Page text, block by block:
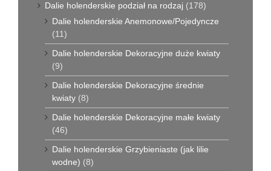
Dalie holenderskie podział na rodzaj (178)
Dalie holenderskie Anemonowe/Pojedyncze
(11)
Dalie holenderskie Dekoracyjne duże kwiaty
(9)
Dalie holenderskie Dekoracyjne średnie
kwiaty (8)
Dalie holenderskie Dekoracyjne małe kwiaty
(46)
Dalie holenderskie Grzybieniaste (jak lilie
wodne) (8)